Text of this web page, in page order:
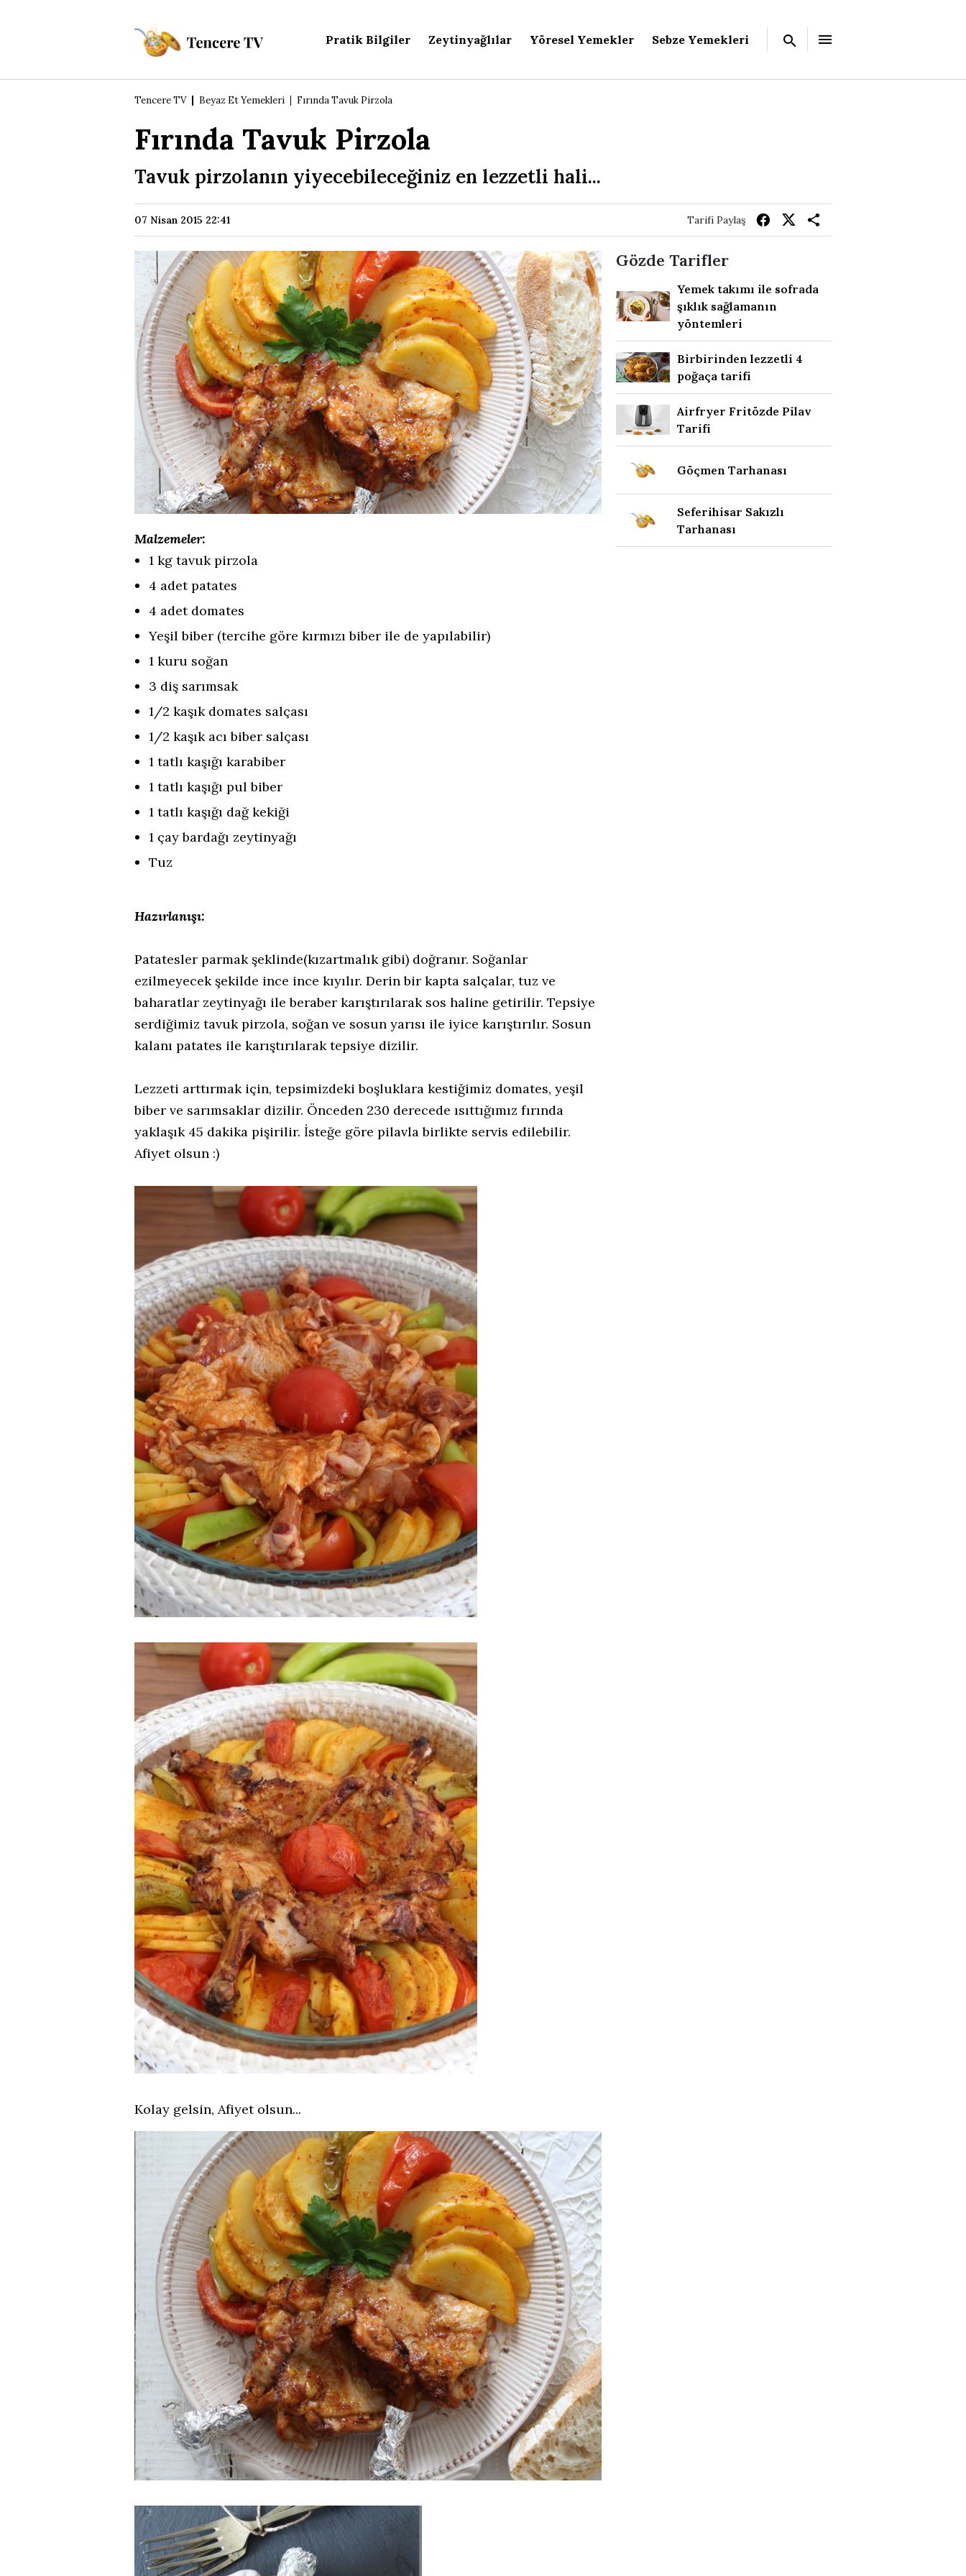
Pratik Bilgiler Zeytinyağlılar Yöresel Yemekler Sebze Yemekleri
Tencere TV Beyaz Et Yemekleri Fırında Tavuk Pirzola
Fırında Tavuk Pirzola
Tavuk pirzolanın yiyecebileceğiniz en lezzetli hali...
07 Nisan 2015 22:41 Tarifi Paylaş
Malzemeler:
1 kg tavuk pirzola
4 adet patates
4 adet domates
Yeşil biber (tercihe göre kırmızı biber ile de yapılabilir)
1 kuru soğan
3 diş sarımsak
1/2 kaşık domates salçası
1/2 kaşık acı biber salçası
1 tatlı kaşığı karabiber
1 tatlı kaşığı pul biber
1 tatlı kaşığı dağ kekiği
1 çay bardağı zeytinyağı
Tuz
Hazırlanışı:
Patatesler parmak şeklinde(kızartmalık gibi) doğranır. Soğanlar
ezilmeyecek şekilde ince ince kıyılır. Derin bir kapta salçalar, tuz ve
baharatlar zeytinyağı ile beraber karıştırılarak sos haline getirilir. Tepsiye
serdiğimiz tavuk pirzola, soğan ve sosun yarısı ile iyice karıştırılır. Sosun
kalanı patates ile karıştırılarak tepsiye dizilir.
Lezzeti arttırmak için, tepsimizdeki boşluklara kestiğimiz domates, yeşil
biber ve sarımsaklar dizilir. Önceden 230 derecede ısıttığımız fırında
yaklaşık 45 dakika pişirilir. İsteğe göre pilavla birlikte servis edilebilir.
Afiyet olsun :)
Kolay gelsin, Afiyet olsun...
Gözde Tarifler
Yemek takımı ile sofrada
şıklık sağlamanın
yöntemleri
Birbirinden lezzetli 4
poğaça tarifi
Airfryer Fritözde Pilav
Tarifi
Göçmen Tarhanası
Seferihisar Sakızlı
Tarhanası